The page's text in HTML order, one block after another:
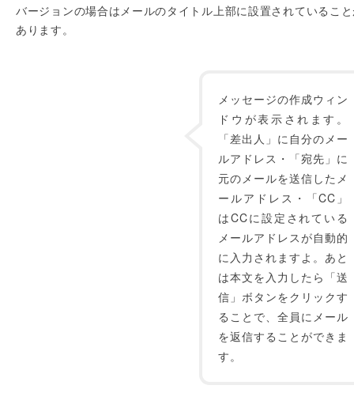
バージョンの場合はメールのタイトル上部に設置されているこ
あります。
メッセージの作成ウィン
ドウが表示されます。
「差出人」に自分のメー
ルアドレス・「宛先」に
元のメールを送信したメ
ールアドレス・「CC」
はCCに設定されている
メールアドレスが自動的
に入力されますよ。あと
は本文を入力したら「送
信」ボタンをクリックす
ることで、全員にメール
を返信することができま
す。